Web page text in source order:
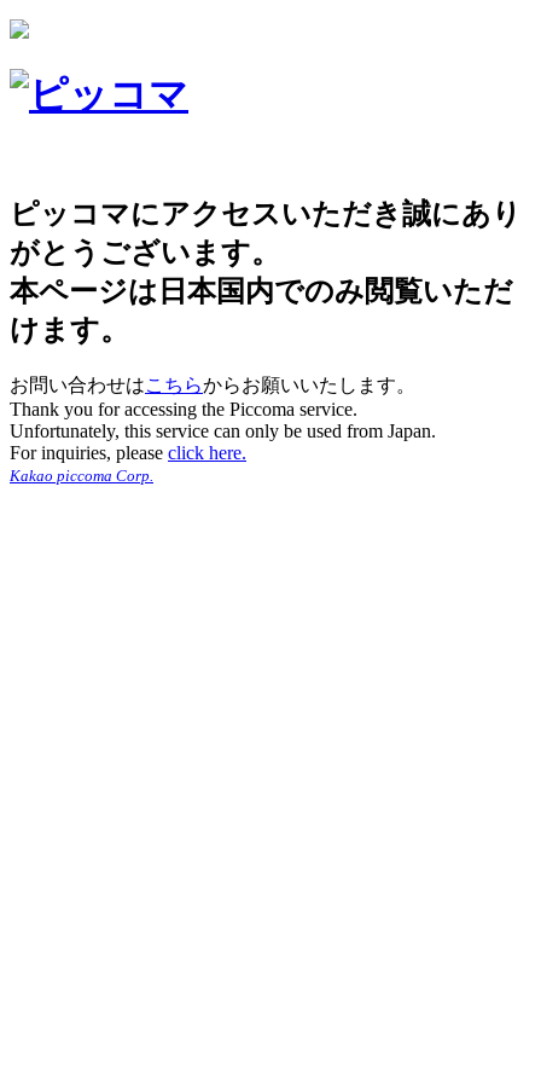
ピッコマにアクセスいただき誠にあり
がとうございます。
本ページは日本国内でのみ閲覧いただ
けます。
お問い合わせはこちらからお願いいたします。
Thank you for accessing the Piccoma service.
Unfortunately, this service can only be used from Japan.
For inquiries, please click here.
Kakao piccoma Corp.